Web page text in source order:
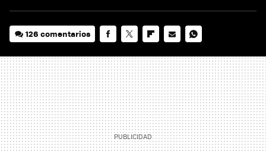
126 comentarios
MAIL